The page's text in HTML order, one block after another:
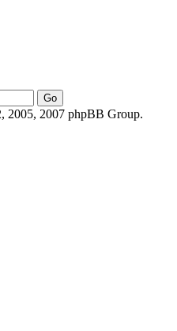
2005, 2007 phpBB Group.